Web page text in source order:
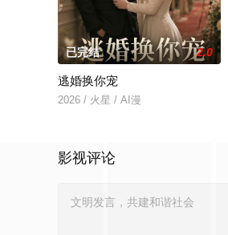
已完结 2.0
逃婚换你宠
2026 / 火星 / AI漫
影视评论